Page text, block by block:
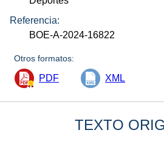
Referencia:
BOE-A-2024-16822
Otros formatos:
PDF XML
TEXTO